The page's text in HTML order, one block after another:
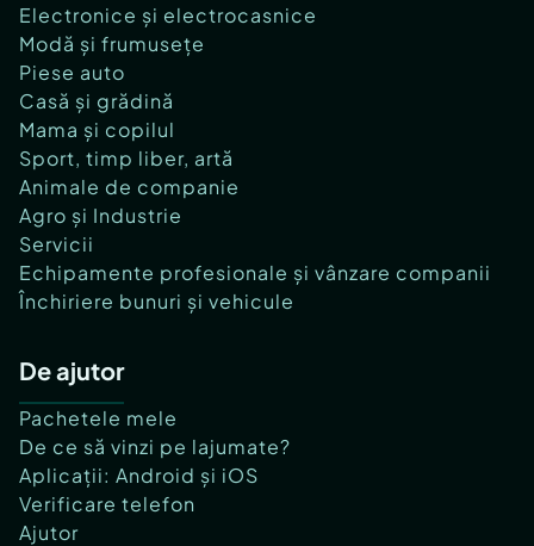
Electronice și electrocasnice
Modă și frumusețe
Piese auto
Casă și grădină
Mama și copilul
Sport, timp liber, artă
Animale de companie
Agro și Industrie
Servicii
Echipamente profesionale și vânzare companii
Închiriere bunuri și vehicule
De ajutor
Pachetele mele
De ce să vinzi pe lajumate?
Aplicații: Android și iOS
Verificare telefon
Ajutor